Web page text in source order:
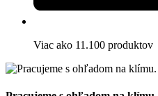
Viac ako 11.100 produktov